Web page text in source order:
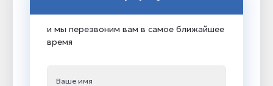
и мы перезвоним вам в самое ближайшее
время
Ваше имя